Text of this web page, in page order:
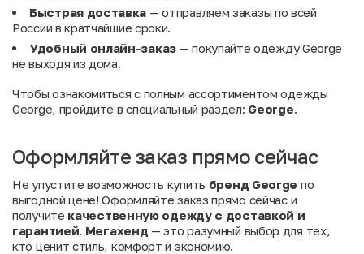
Быстрая доставка — отправляем заказы по всей
России в кратчайшие сроки.
Удобный онлайн-заказ — покупайте одежду George
не выходя из дома.
Чтобы ознакомиться с полным ассортиментом одежды
George, пройдите в специальный раздел: George
Оформляйте заказ прямо сейчас
Не упустите возможность купить бренд George по
выгодной цене! Оформляйте заказ прямо сейчас и
получите качественную одежду с доставкой и
гарантией Мегахенд — это разумный выбор для тех,
кто ценит стиль, комфорт и экономию.